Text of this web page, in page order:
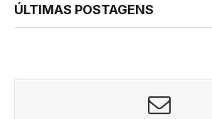
ÚLTIMAS POSTAGENS